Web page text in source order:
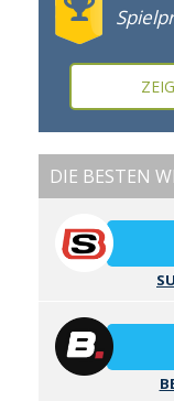
DIE BESTEN